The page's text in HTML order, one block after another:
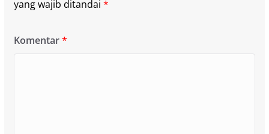
yang wajib ditandai *
Komentar*